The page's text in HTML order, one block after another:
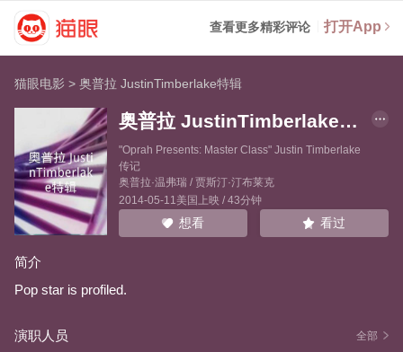
查看更多精彩评论 打开App
猫眼电影 >奥普拉 JustinTimberlake特辑
奥普拉 JustinTimberlake特辑
"Oprah Presents: Master Class" Justin Timberlake
传记
奥普拉·温弗瑞/ 贾斯汀·汀布莱克
2014-05-11美国上映 / 43分钟
想看 看过
简介
Pop star is profiled.
演职人员 全部